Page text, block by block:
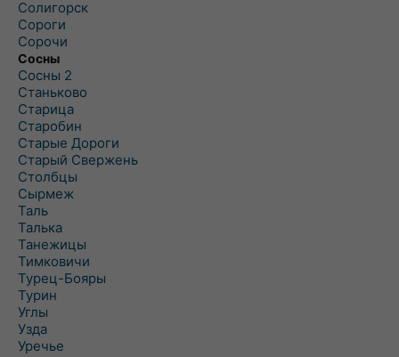
Солигорск
Сороги
Сорочи
Сосны
Сосны 2
Станьково
Старица
Старобин
Старые Дороги
Старый Свержень
Столбцы
Сырмеж
Таль
Талька
Танежицы
Тимковичи
Турец-Бояры
Турин
Углы
Узда
Уречье